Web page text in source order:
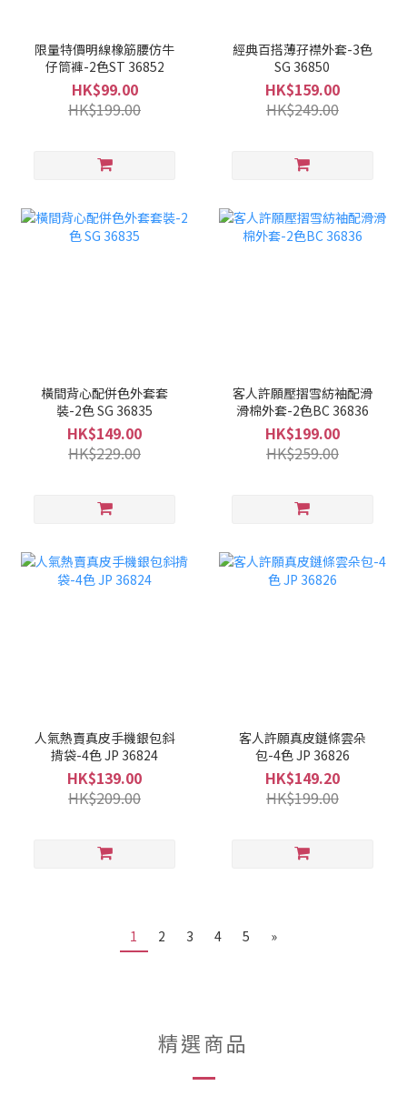
限量特價明線橡筋腰仿牛
仔筒褲-2色ST 36852
HK$99.00
HK$199.00
經典百搭薄孖襟外套-3色
SG 36850
HK$159.00
HK$249.00
橫間背心配併色外套套
裝-2色 SG 36835
HK$149.00
HK$229.00
客人許願壓摺雪紡袖配滑
滑棉外套-2色BC 36836
HK$199.00
HK$259.00
人氣熱賣真皮手機銀包斜
揹袋-4色 JP 36824
HK$139.00
HK$209.00
客人許願真皮鏈條雲朵
包-4色 JP 36826
HK$149.20
HK$199.00
1 2 3 4 5 »
精選商品